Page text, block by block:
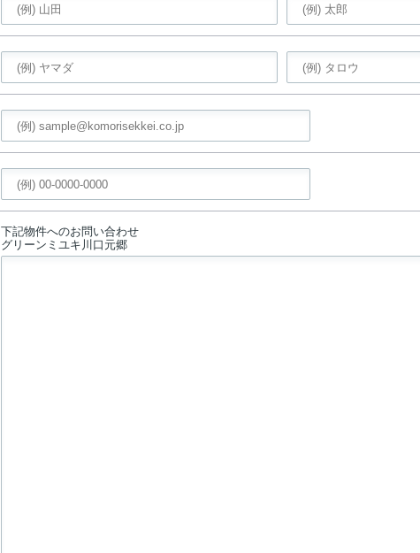
下記物件へのお問い合わせ
グリーンミユキ川口元郷